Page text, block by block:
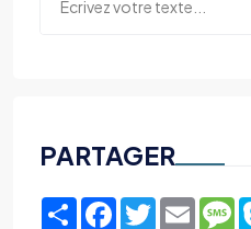
PARTAGER
ShareFacebook
TwitterEmail